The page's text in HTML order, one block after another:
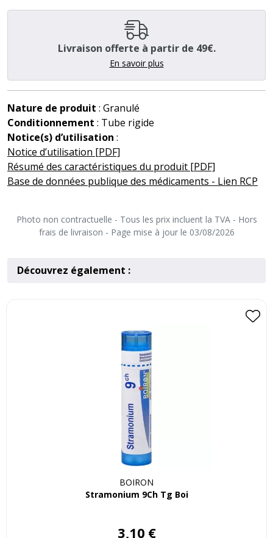
Livraison offerte à partir de 49€.
En savoir plus
Nature de produit : Granulé
Conditionnement : Tube rigide
Notice(s) d’utilisation :
Notice d’utilisation [PDF]
Résumé des caractéristiques du produit [PDF]
Base de données publique des médicaments - Lien RCP
Photo non contractuelle - Tous les prix incluent la TVA - Hors
frais de livraison - Page mise à jour le 03/08/2026
Découvrez également :
BOIRON
Stramonium 9Ch Tg Boi
3,10 €